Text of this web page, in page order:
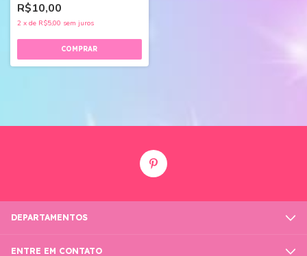
R$10,00
2 x de R$5,00 sem juros
DEPARTAMENTOS
ENTRE EM CONTATO